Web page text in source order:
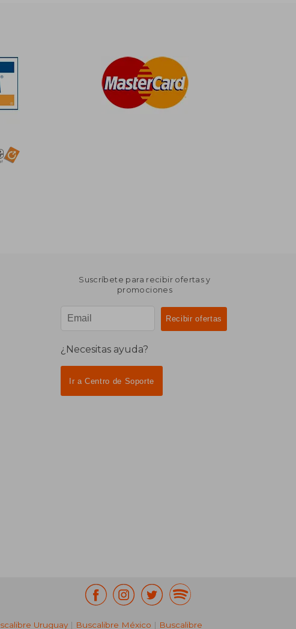
Suscríbete para recibir ofertas y
promociones
¿Necesitas ayuda?
Ir a Centro de Soporte
Uruguay | Buscalibre México | Buscalibre